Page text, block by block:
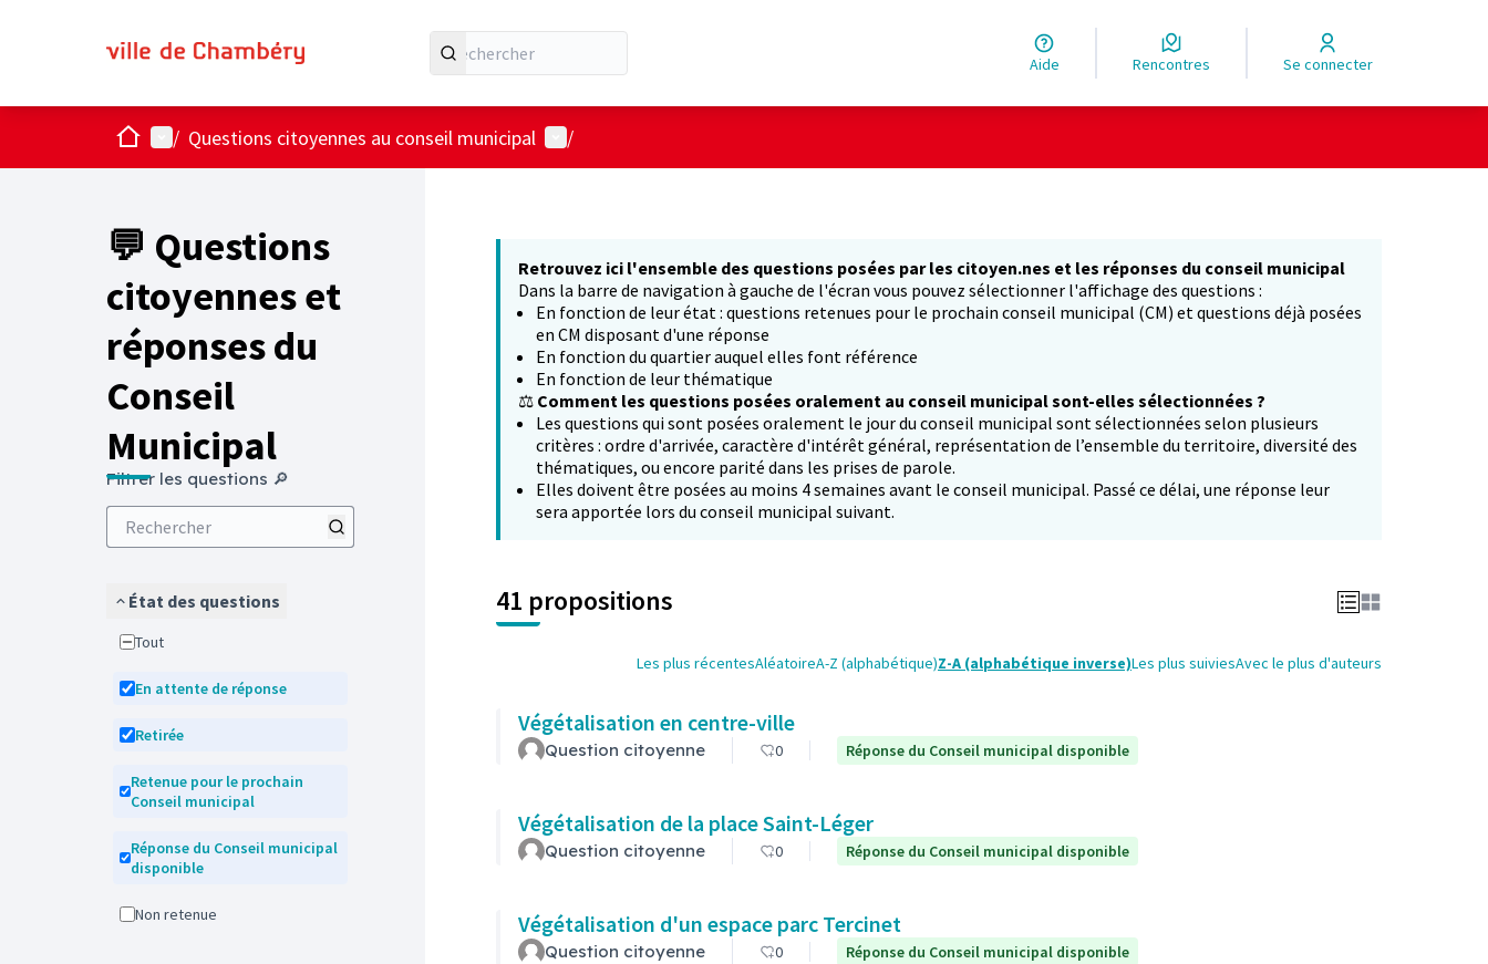
Aide Rencontres Se connecter
AccueilMenu principal
/ Questions citoyennes au conseil municipal Menu utilisateur
/
💬 Questions
citoyennes et
réponses du
Conseil
Municipal
Filtrer les questions 🔎
État des questions
Tout
En attente de réponse
Retirée
Retenue pour le prochain
Conseil municipal
Réponse du Conseil municipal
disponible
Non retenue
Retrouvez ici l'ensemble des questions posées par les citoyen.nes et les réponses du conseil municipal
Dans la barre de navigation à gauche de l'écran vous pouvez sélectionner l'affichage des questions :
En fonction de leur état : questions retenues pour le prochain conseil municipal (CM) et questions déjà posées
en CM disposant d'une réponse
En fonction du quartier auquel elles font référence
En fonction de leur thématique
⚖️ Comment les questions posées oralement au conseil municipal sont-elles sélectionnées ?
Les questions qui sont posées oralement le jour du conseil municipal sont sélectionnées selon plusieurs
critères : ordre d'arrivée, caractère d'intérêt général, représentation de l’ensemble du territoire, diversité des
thématiques, ou encore parité dans les prises de parole.
Elles doivent être posées au moins 4 semaines avant le conseil municipal. Passé ce délai, une réponse leur
sera apportée lors du conseil municipal suivant.
41 propositions
Les plus récentesAléatoireA-Z (alphabétique)Z-A (alphabétique inverse)Les plus suiviesAvec le plus d'auteurs
Végétalisation en centre-ville
Question citoyenne 0 Réponse du Conseil municipal disponible
Végétalisation de la place Saint-Léger
Question citoyenne 0 Réponse du Conseil municipal disponible
Végétalisation d'un espace parc Tercinet
Question citoyenne 0 Réponse du Conseil municipal disponible